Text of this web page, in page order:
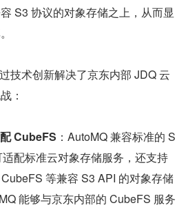
S3 协议的对象存储之上，从而显
技术创新解决了京东内部 JDQ 云
：
CubeFS ：AutoMQ 兼容标准的 S
配标准云对象存储服务，还支持
等兼容 S3 API 的对象存储
能够与京东内部的 CubeFS 服务